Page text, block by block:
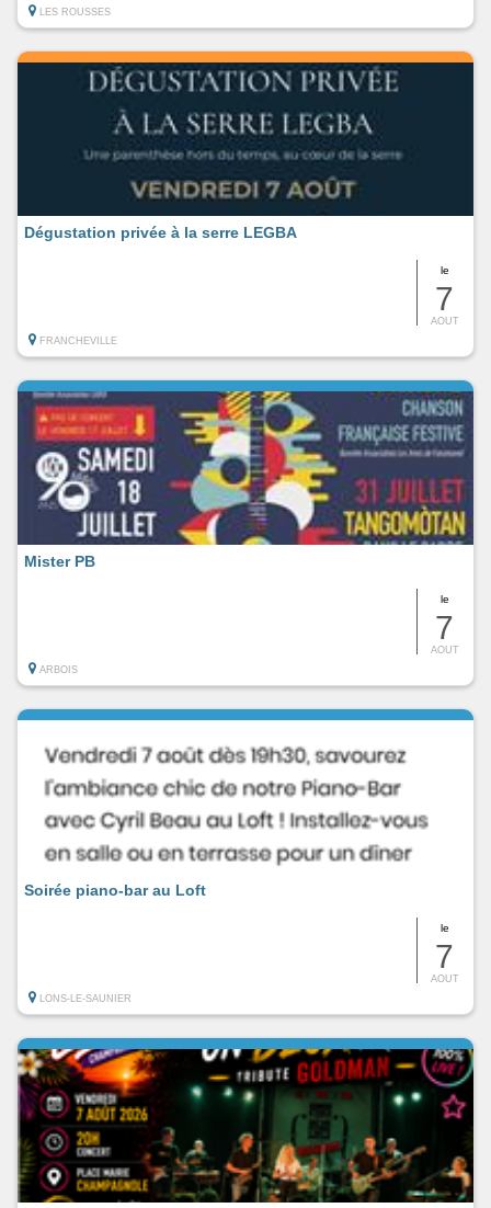
LES ROUSSES
le
7
AOUT
Dégustation privée à la serre LEGBA
FRANCHEVILLE
le
7
AOUT
Mister PB
ARBOIS
le
7
AOUT
Soirée piano-bar au Loft
LONS-LE-SAUNIER